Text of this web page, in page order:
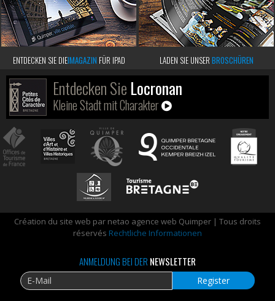
ENTDECKEN SIE DIEIMAGAZIN FÜR IPAD LADEN SIE UNSER BROSCHÜREN
Entdecken Sie Locronan
Kleine Stadt mit Charakter
Création du site web par netao agence web Quimper | Tous droits
réservés Rechtliche Informationen
ANMELDUNG BEI DER NEWSLETTER